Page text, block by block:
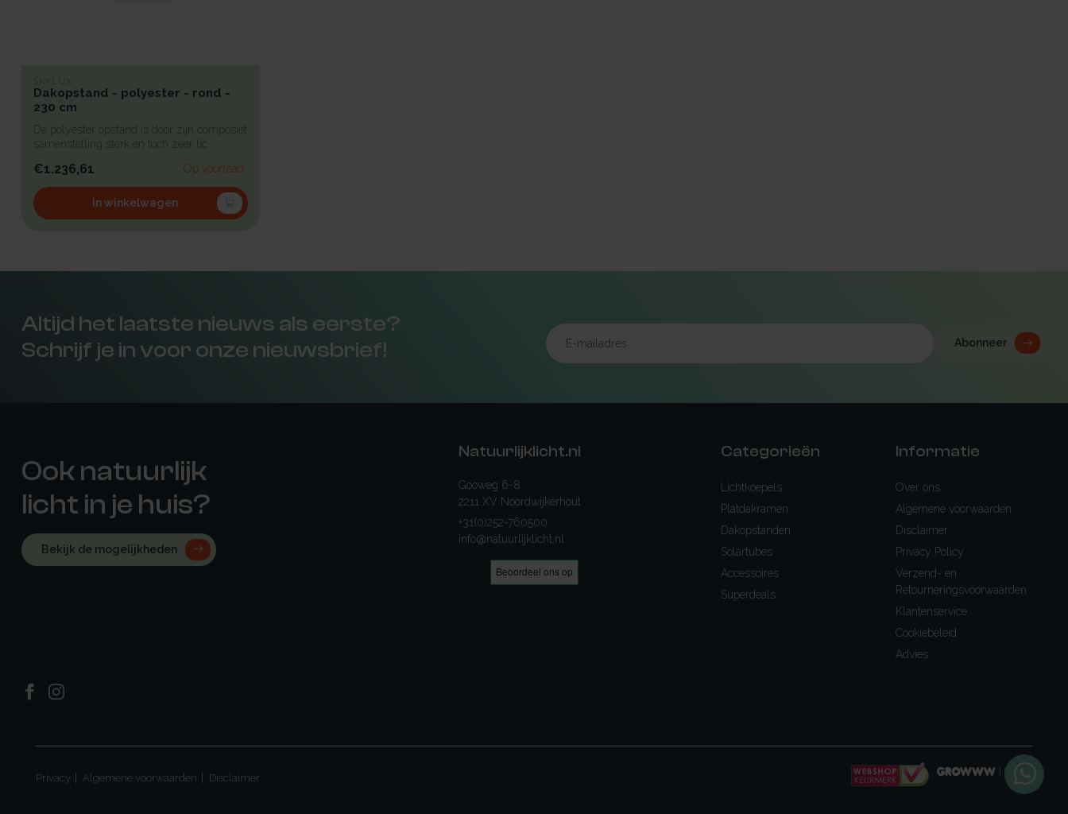
SKYLUX
Dakopstand - polyester - rond -
230 cm
De polyester opstand is door zijn composiet
samenstelling sterk en toch zeer lic...
€1.236,61 Op voorraad
In winkelwagen
Altijd het laatste nieuws als eerste?
Schrijf je in voor onze nieuwsbrief!
Abonneer
Ook natuurlijk
licht in je huis?
Bekijk de mogelijkheden
Natuurlijklicht.nl
Gooweg 6-8
2211 XV Noordwijkerhout
+31(0)252-760500
info@natuurlijklicht.nl
Categorieën
Lichtkoepels
Platdakramen
Dakopstanden
Solartubes
Accessoires
Superdeals
Informatie
Over ons
Algemene voorwaarden
Disclaimer
Privacy Policy
Verzend- en
Retourneringsvoorwaarden
Klantenservice
Cookiebeleid
Advies
Privacy Algemene voorwaarden Disclaimer